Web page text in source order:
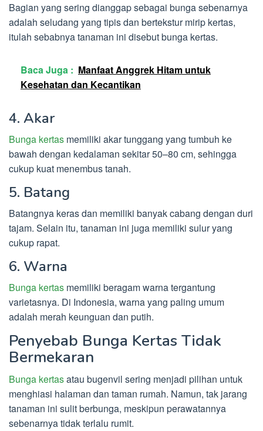
Bagian yang sering dianggap sebagai bunga sebenarnya
adalah seludang yang tipis dan bertekstur mirip kertas,
itulah sebabnya tanaman ini disebut bunga kertas.
Baca Juga : Manfaat Anggrek Hitam untuk
Kesehatan dan Kecantikan
4. Akar
Bunga kertas memiliki akar tunggang yang tumbuh ke
bawah dengan kedalaman sekitar 50–80 cm, sehingga
cukup kuat menembus tanah.
5. Batang
Batangnya keras dan memiliki banyak cabang dengan duri
tajam. Selain itu, tanaman ini juga memiliki sulur yang
cukup rapat.
6. Warna
Bunga kertas memiliki beragam warna tergantung
varietasnya. Di Indonesia, warna yang paling umum
adalah merah keunguan dan putih.
Penyebab Bunga Kertas Tidak
Bermekaran
Bunga kertasatau bugenvil sering menjadi pilihan untuk
menghiasi halaman dan taman rumah. Namun, tak jarang
tanaman ini sulit berbunga, meskipun perawatannya
sebenarnya tidak terlalu rumit.